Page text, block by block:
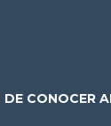
CONOCER